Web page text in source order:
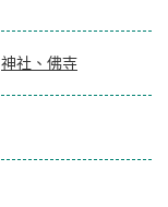
神社、佛寺